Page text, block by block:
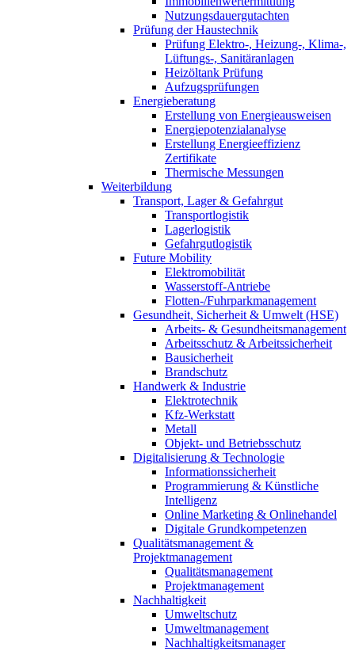
Nutzungsdauergutachten
Prüfung der Haustechnik
Prüfung Elektro-, Heizung-, Klima-,
Lüftungs-, Sanitäranlagen
Heizöltank Prüfung
Aufzugsprüfungen
Energieberatung
Erstellung von Energieausweisen
Energiepotenzialanalyse
Erstellung Energieeffizienz
Zertifikate
Thermische Messungen
Weiterbildung
Transport, Lager & Gefahrgut
Transportlogistik
Lagerlogistik
Gefahrgutlogistik
Future Mobility
Elektromobilität
Wasserstoff-Antriebe
Flotten-/Fuhrparkmanagement
Gesundheit, Sicherheit & Umwelt (HSE)
Arbeits- & Gesundheitsmanagement
Arbeitsschutz & Arbeitssicherheit
Bausicherheit
Brandschutz
Handwerk & Industrie
Elektrotechnik
Kfz-Werkstatt
Metall
Objekt- und Betriebsschutz
Digitalisierung & Technologie
Informationssicherheit
Programmierung & Künstliche
Intelligenz
Online Marketing & Onlinehandel
Digitale Grundkompetenzen
Qualitätsmanagement &
Projektmanagement
Qualitätsmanagement
Projektmanagement
Nachhaltigkeit
Umweltschutz
Umweltmanagement
Nachhaltigkeitsmanager